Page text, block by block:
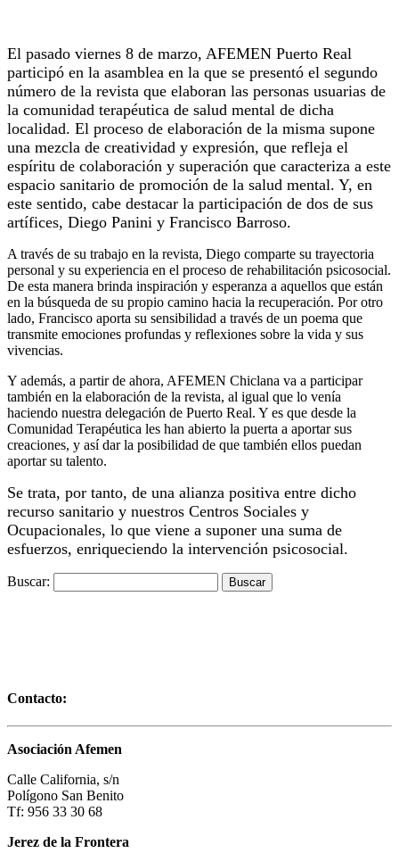
El pasado viernes 8 de marzo, AFEMEN Puerto Real
participó en la asamblea en la que se presentó el segundo
número de la revista que elaboran las personas usuarias de
la comunidad terapéutica de salud mental de dicha
localidad. El proceso de elaboración de la misma supone
una mezcla de creatividad y expresión, que refleja el
espíritu de colaboración y superación que caracteriza a este
espacio sanitario de promoción de la salud mental. Y, en
este sentido, cabe destacar la participación de dos de sus
artífices, Diego Panini y Francisco Barroso.
A través de su trabajo en la revista, Diego comparte su trayectoria
personal y su experiencia en el proceso de rehabilitación psicosocial.
De esta manera brinda inspiración y esperanza a aquellos que están
en la búsqueda de su propio camino hacia la recuperación. Por otro
lado, Francisco aporta su sensibilidad a través de un poema que
transmite emociones profundas y reflexiones sobre la vida y sus
vivencias.
Y además, a partir de ahora, AFEMEN Chiclana va a participar
también en la elaboración de la revista, al igual que lo venía
haciendo nuestra delegación de Puerto Real. Y es que desde la
Comunidad Terapéutica les han abierto la puerta a aportar sus
creaciones, y así dar la posibilidad de que también ellos puedan
aportar su talento.
Se trata, por tanto, de una alianza positiva entre dicho
recurso sanitario y nuestros Centros Sociales y
Ocupacionales, lo que viene a suponer una suma de
esfuerzos, enriqueciendo la intervención psicosocial.
Buscar:
Contacto:
Asociación Afemen
Calle California, s/n
Polígono San Benito
Tf: 956 33 30 68
Jerez de la Frontera